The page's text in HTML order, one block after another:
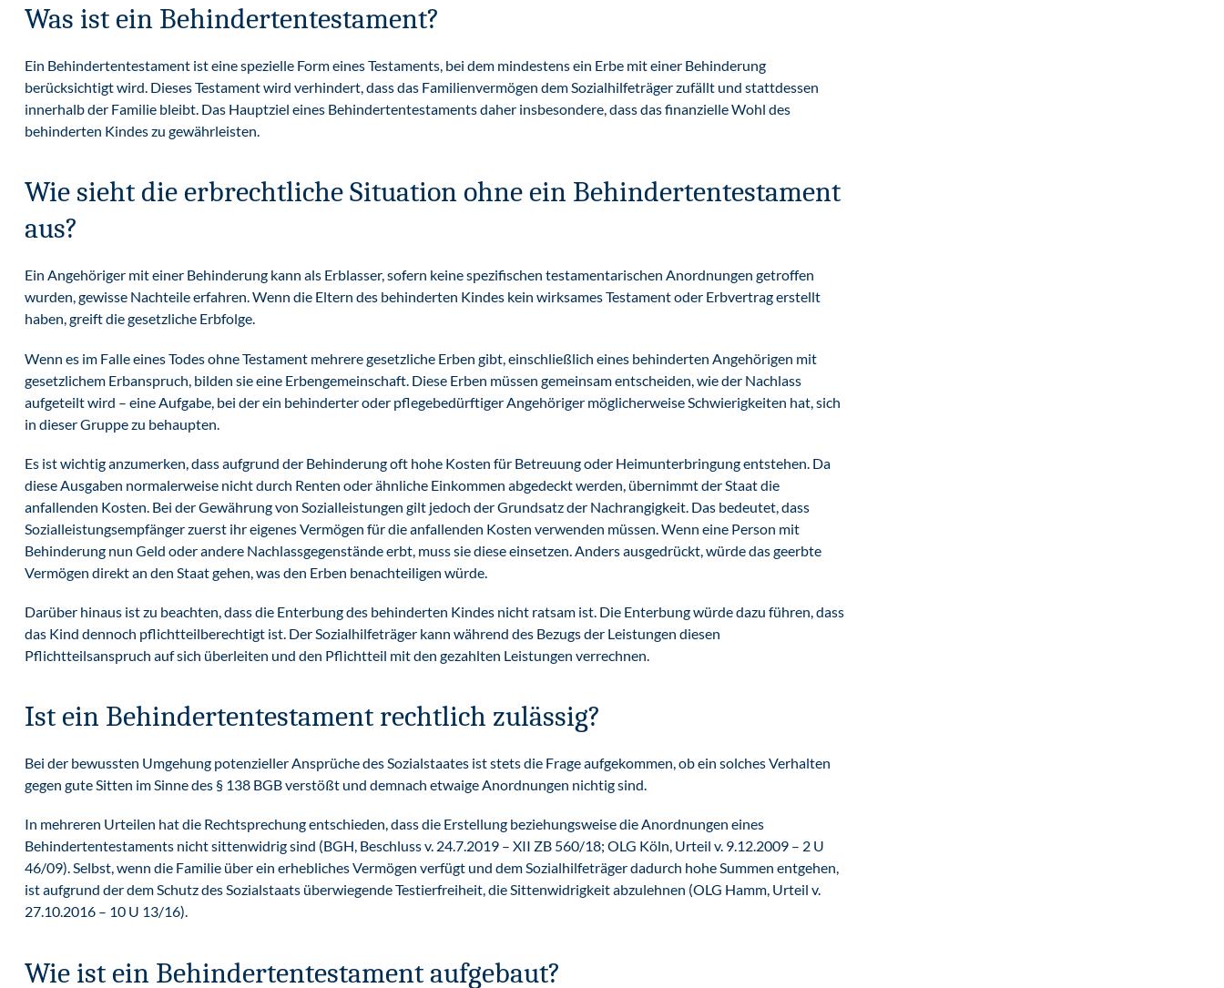
Was ist ein Behindertentestament?
Ein Behindertentestament ist eine spezielle Form eines Testaments, bei dem mindestens ein Erbe mit einer Behinderung
berücksichtigt wird. Dieses Testament wird verhindert, dass das Familienvermögen dem Sozialhilfeträger zufällt und stattdessen
innerhalb der Familie bleibt. Das Hauptziel eines Behindertentestaments daher insbesondere, dass das finanzielle Wohl des
behinderten Kindes zu gewährleisten.
Wie sieht die erbrechtliche Situation ohne ein Behindertentestament
aus?
Ein Angehöriger mit einer Behinderung kann als Erblasser, sofern keine spezifischen testamentarischen Anordnungen getroffen
wurden, gewisse Nachteile erfahren. Wenn die Eltern des behinderten Kindes kein wirksames Testament oder Erbvertrag erstellt
haben, greift die gesetzliche Erbfolge.
Wenn es im Falle eines Todes ohne Testament mehrere gesetzliche Erben gibt, einschließlich eines behinderten Angehörigen mit
gesetzlichem Erbanspruch, bilden sie eine Erbengemeinschaft . Diese Erben müssen gemeinsam entscheiden, wie der Nachlass
aufgeteilt wird – eine Aufgabe, bei der ein behinderter oder pflegebedürftiger Angehöriger möglicherweise Schwierigkeiten hat, sich
in dieser Gruppe zu behaupten.
Es ist wichtig anzumerken, dass aufgrund der Behinderung oft hohe Kosten für Betreuung oder Heimunterbringung entstehen. Da
diese Ausgaben normalerweise nicht durch Renten oder ähnliche Einkommen abgedeckt werden, übernimmt der Staat die
anfallenden Kosten. Bei der Gewährung von Sozialleistungen gilt jedoch der Grundsatz der Nachrangigkeit. Das bedeutet, dass
Sozialleistungsempfänger zuerst ihr eigenes Vermögen für die anfallenden Kosten verwenden müssen. Wenn eine Person mit
Behinderung nun Geld oder andere Nachlassgegenstände erbt, muss sie diese einsetzen. Anders ausgedrückt, würde das geerbte
Vermögen direkt an den Staat gehen, was den Erben benachteiligen würde.
Darüber hinaus ist zu beachten, dass die Enterbung des behinderten Kindes nicht ratsam ist. Die Enterbung würde dazu führen, dass
das Kind dennoch pflichtteilberechtigt ist. Der Sozialhilfeträger kann während des Bezugs der Leistungen diesen
Pflichtteilsanspruch auf sich überleiten und den Pflichtteil mit den gezahlten Leistungen verrechnen.
Ist ein Behindertentestament rechtlich zulässig?
Bei der bewussten Umgehung potenzieller Ansprüche des Sozialstaates ist stets die Frage aufgekommen, ob ein solches Verhalten
gegen gute Sitten im Sinne des § 138 BGB verstößt und demnach etwaige Anordnungen nichtig sind.
In mehreren Urteilen hat die Rechtsprechung entschieden, dass die Erstellung beziehungsweise die Anordnungen eines
Behindertentestaments nicht sittenwidrig sind (BGH, Beschluss v. 24.7.2019 – XII ZB 560/18; OLG Köln, Urteil v. 9.12.2009 – 2 U
46/09). Selbst, wenn die Familie über ein erhebliches Vermögen verfügt und dem Sozialhilfeträger dadurch hohe Summen entgehen,
ist aufgrund der dem Schutz des Sozialstaats überwiegende Testierfreiheit, die Sittenwidrigkeit abzulehnen (OLG Hamm, Urteil v.
27.10.2016 – 10 U 13/16).
Wie ist ein Behindertentestament aufgebaut?